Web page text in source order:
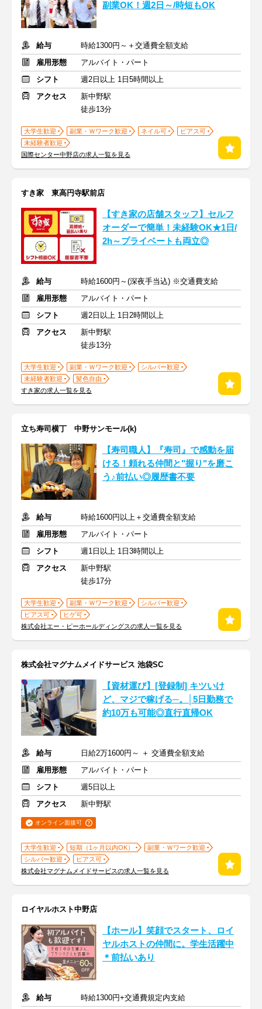
副業OK！週2日～/時短もOK
給与
時給1300円～＋交通費全額支給
雇用形態
アルバイト・パート
シフト
週2日以上 1日5時間以上
アクセス
新中野駅
徒歩13分
大学生歓迎 副業・Ｗワーク歓迎 ネイル可
ピアス可
未経験者歓迎
国際センター中野店の求人一覧を見る
すき家 東高円寺駅前店
【すき家の店舗スタッフ】セルフ
オーダーで簡単！未経験OK★1日/
2h～プライベートも両立◎
給与
時給1600円～(深夜手当込) ※交通費支給
雇用形態
アルバイト・パート
シフト
週2日以上 1日2時間以上
アクセス
新中野駅
徒歩13分
大学生歓迎 副業・Ｗワーク歓迎
シルバー歓迎
未経験者歓迎
髪色自由
すき家の求人一覧を見る
立ち寿司横丁 中野サンモール(k)
【寿司職人】『寿司』で感動を届
ける！頼れる仲間と"握り"を磨こ
う♪前払い◎履歴書不要
給与
時給1600円以上＋交通費全額支給
雇用形態
アルバイト・パート
シフト
週1日以上 1日3時間以上
アクセス
新中野駅
徒歩17分
大学生歓迎 副業・Ｗワーク歓迎
シルバー歓迎
ピアス可
ヒゲ可
株式会社エー・ピーホールディングスの求人一覧を見る
株式会社マグナムメイドサービス 池袋SC
【資材運び】[登録制] キツいけ
ど、マジで稼げる─。│5日勤務で
約10万も可能◎直行直帰OK
給与
日給2万1600円～ ＋ 交通費全額支給
雇用形態
アルバイト・パート
シフト
週5日以上
アクセス
新中野駅
オンライン面接可
大学生歓迎 短期（1ヶ月以内OK）
副業・Ｗワーク歓迎
シルバー歓迎
ピアス可
株式会社マグナムメイドサービスの求人一覧を見る
ロイヤルホスト中野店
【ホール】笑顔でスタート、ロイ
ヤルホストの仲間に。学生活躍中
＊前払いあり
給与 時給1300円+交通費規定内支給